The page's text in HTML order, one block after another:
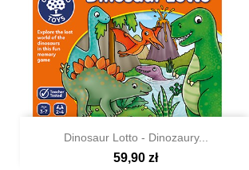
Szybki podgląd
Dinosaur Lotto - Dinozaury...
59,90 zł